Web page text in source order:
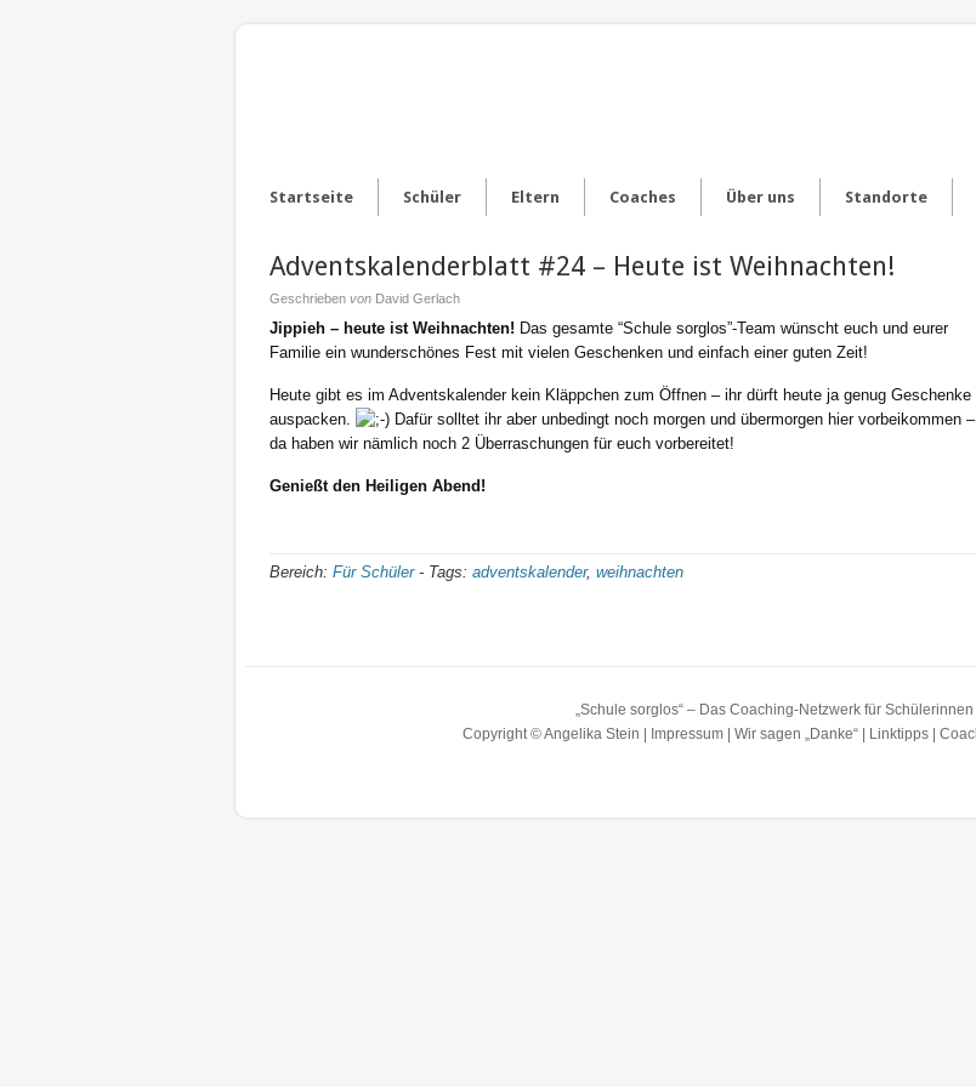
Startseite Schüler Eltern Coaches Über uns Standorte
Adventskalenderblatt #24 – Heute ist Weihnachten!
Geschrieben von David Gerlach
Jippieh – heute ist Weihnachten! Das gesamte “Schule sorglos”-Team wünscht euch und eurer
Familie ein wunderschönes Fest mit vielen Geschenken und einfach einer guten Zeit!
Heute gibt es im Adventskalender kein Kläppchen zum Öffnen – ihr dürft heute ja genug Geschenke
auspacken.
Dafür solltet ihr aber unbedingt noch morgen und übermorgen hier vorbeikommen –
da haben wir nämlich noch 2 Überraschungen für euch vorbereitet!
Genießt den Heiligen Abend!
Bereich: Für Schüler- Tags: adventskalender, weihnachten
„Schule sorglos“ – Das Coaching-Netzwerk für
Copyright © Angelika Stein |
Impressum| Wir sagen „Danke“| Linktipps|